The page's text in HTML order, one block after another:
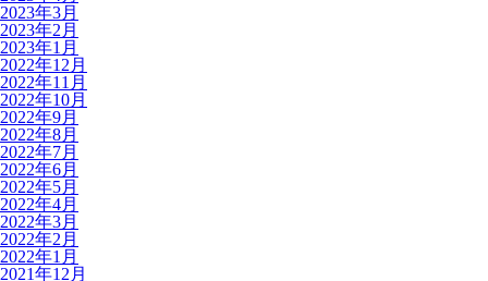
2023年3月
2023年2月
2023年1月
2022年12月
2022年11月
2022年10月
2022年9月
2022年8月
2022年7月
2022年6月
2022年5月
2022年4月
2022年3月
2022年2月
2022年1月
2021年12月